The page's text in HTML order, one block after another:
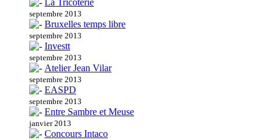
La Tricoterie
septembre 2013
Bruxelles temps libre
septembre 2013
Investt
septembre 2013
Atelier Jean Vilar
septembre 2013
EASPD
septembre 2013
Entre Sambre et Meuse
janvier 2013
Concours Intaco